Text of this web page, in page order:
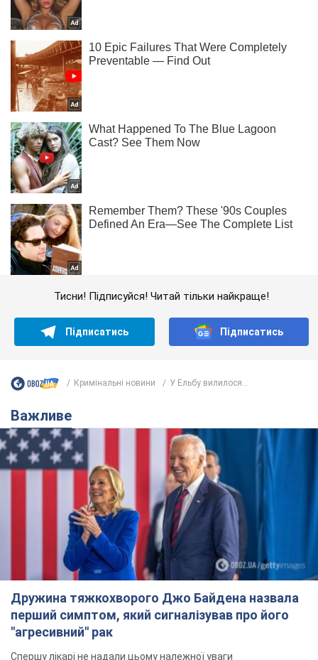
Тисни! Підписуйся! Читай тільки найкраще!
Підписатись Підписатись
Кримінальні новини У Ельбу вилилося...
Важливе
Дружина тяжкохворого Джо Байдена назвала
перший симптом, який сигналізував про його
"агресивний" рак
Спершу лікарі не надали цьому належної уваги